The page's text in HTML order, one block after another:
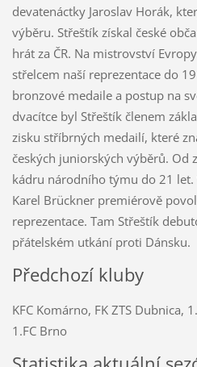
devatenáctky Jaroslav Horák,
výběru. Střeštík získal české
hrát za ČR. Na mistrovství
střelcem naší reprezentace do
bronzové medaile a postup na
dvacítce byl Střeštík členem
zisku stříbrných medailí, které
českých juniorských výběrů. Od
kádru národního týmu do 21
Karel Brückner premiérově
reprezentace. Tam Střeštík
přátelském utkání proti Dánsku.
Předchozí kluby
KFC Komárno, FK ZTS Dubnica,
1.FC Brno